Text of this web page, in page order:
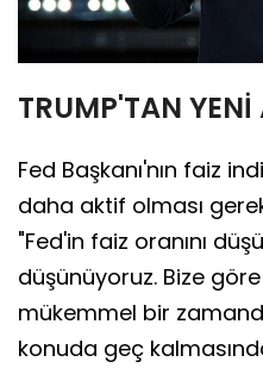
TRUMP'TAN
Fed Başkanı'nın faiz
daha aktif olması
"Fed'in faiz oranını
düşünüyoruz. Bize
mükemmel bir
konuda geç